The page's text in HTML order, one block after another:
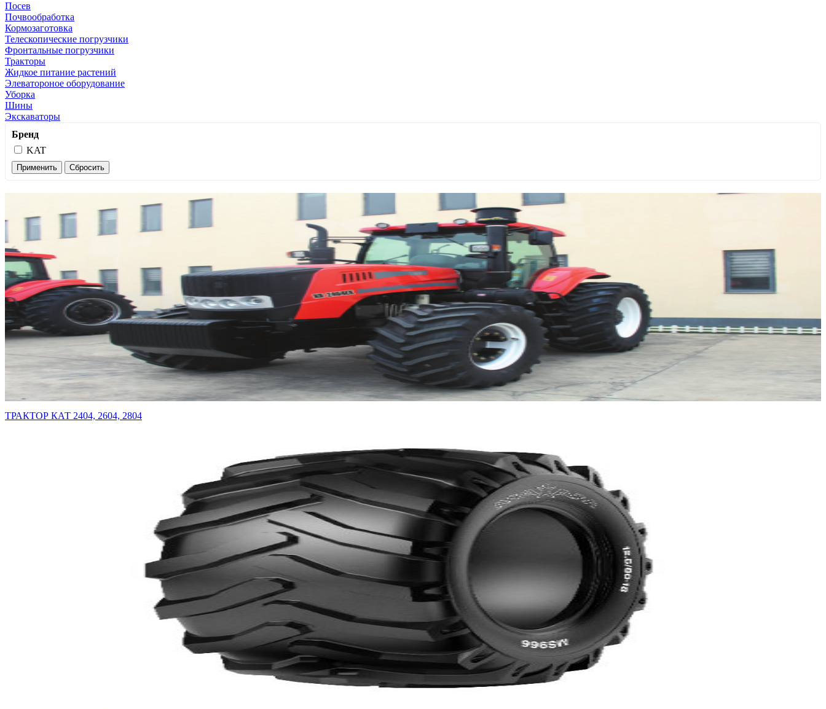
Посев
Почвообработка
Кормозаготовка
Телескопические погрузчики
Фронтальные погрузчики
Тракторы
Жидкое питание растений
Элеватороное оборудование
Уборка
Шины
Экскаваторы
Бренд
KAT
Применить Сбросить
ТРАКТОР КАТ 2404, 2604, 2804